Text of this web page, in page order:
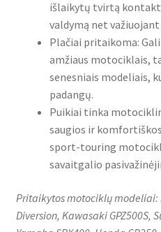
išlaikytų tvirtą
valdymą net
Plačiai pritaikoma:
amžiaus motociklais,
senesniais modeliais,
padangų.
Puikiai tinka
saugios ir
sport-touring
savaitgalio
Pritaikytos motociklų modeliai:
Diversion, Kawasaki GPZ500S,